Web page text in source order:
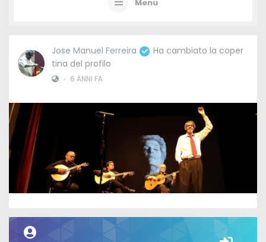
Menu
Jose Manuel Ferreira
Ha cambiato la coper
tina del profilo
• 6 ANNI FA